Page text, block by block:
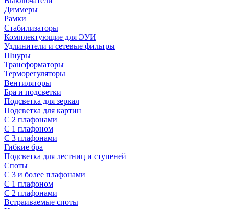
Диммеры
Рамки
Стабилизаторы
Комплектующие для ЭУИ
Удлинители и сетевые фильтры
Шнуры
Трансформаторы
Терморегуляторы
Вентиляторы
Бра и подсветки
Подсветка для зеркал
Подсветка для картин
С 2 плафонами
С 1 плафоном
С 3 плафонами
Гибкие бра
Подсветка для лестниц и ступеней
Споты
С 3 и более плафонами
С 1 плафоном
С 2 плафонами
Встраиваемые споты